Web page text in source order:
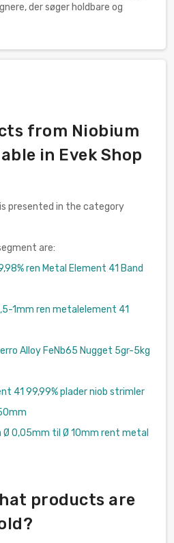
der søger holdbare og
from Niobium
in Evek Shop
presented in the category
are:
ren Metal Element 41 Band
1mm ren metalelement 41
Alloy FeNb65 Nugget 5gr-5kg
41 99,99% plader niob strimler
Ø 0,05mm til Ø 10mm rent metal
products are